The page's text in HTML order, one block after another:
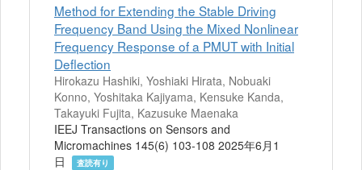
Method for Extending the Stable Driving
Frequency Band Using the Mixed Nonlinear
Frequency Response of a PMUT with Initial
Deflection
Hirokazu Hashiki, Yoshiaki Hirata, Nobuaki
Konno, Yoshitaka Kajiyama, Kensuke Kanda,
Takayuki Fujita, Kazusuke Maenaka
IEEJ Transactions on Sensors and
Micromachines 145(6) 103-108 2025年6月1
日
査読有り